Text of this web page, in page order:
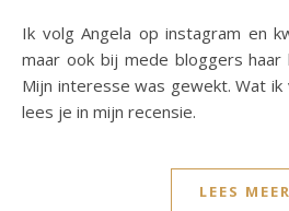
Ik volg Angela op instagram en kwam niet alleen bij haar
maar ook bij mede bloggers haar
Mijn interesse was gewekt. Wat
lees je in mijn recensie.
LEES MEER